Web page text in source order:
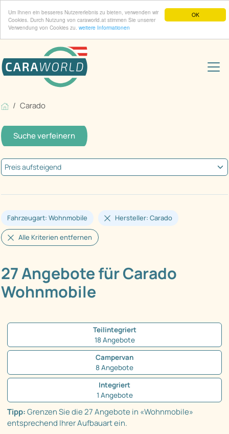
OK
Um Ihnen ein besseres Nutzererlebnis zu bieten, verwenden wir
Cookies. Durch Nutzung von caraworld.at stimmen Sie unserer
Verwendung von Cookies zu. weitere Informationen
Carado
Suche verfeinern
Fahrzeugart: Wohnmobile Hersteller: Carado
Alle Kriterien entfernen
27 Angebote für Carado
Wohnmobile
Teilintegriert
18 Angebote
Campervan
8 Angebote
Integriert
1 Angebote
Tipp:Grenzen Sie die 27 Angebote in «Wohnmobile»
entsprechend Ihrer Aufbauart ein.